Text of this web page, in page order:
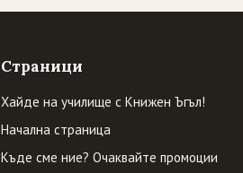
Страници
Хайде на училище с Книжен Ъгъл!
Начална страница
Къде сме ние? Очаквайте промоции